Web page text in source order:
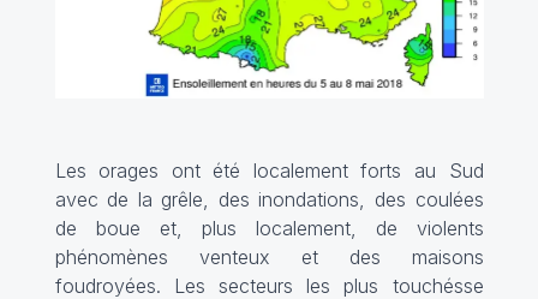
Les orages ont été localement forts au Sud
avec de la grêle, des inondations, des coulées
de boue et, plus localement, de violents
phénomènes venteux et des maisons
foudroyées. Les secteurs les plus touchésse